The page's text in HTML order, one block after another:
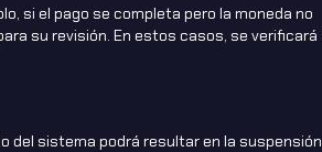
si el pago se completa pero la moneda no
su revisión. En estos casos, se verificará
del sistema podrá resultar en la suspensión